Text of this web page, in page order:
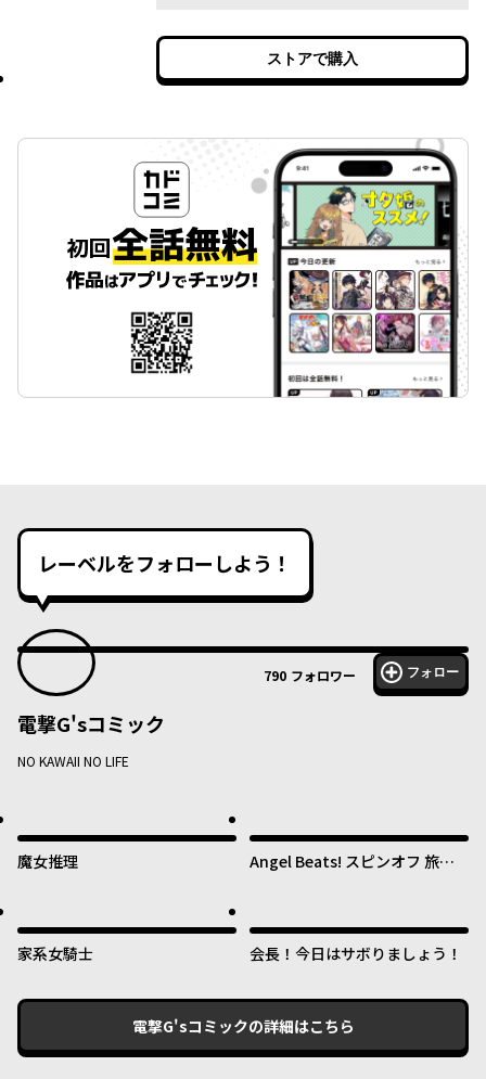
ストアで購入
レーベルをフォローしよう！
790 フォロワー フォロー
電撃G'sコミック
NO KAWAII NO LIFE
魔女推理
Angel Beats! スピンオフ 旅す
家系女騎士 会長！今日はサボりましょう！
電撃G'sコミックの詳細はこちら